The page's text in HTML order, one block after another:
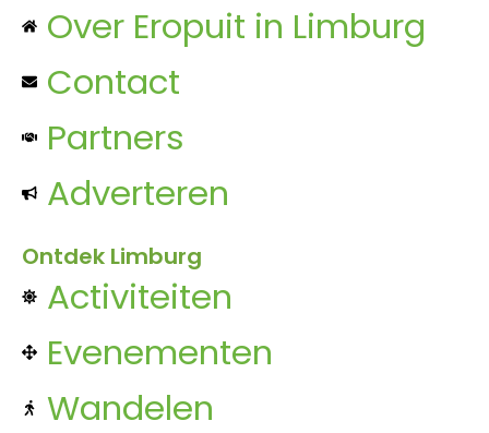
Over Eropuit in Limburg
Contact
Partners
Adverteren
Ontdek Limburg
Activiteiten
Evenementen
Wandelen